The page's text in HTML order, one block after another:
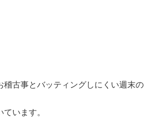
稽古事とバッティングしにくい週末の
います。